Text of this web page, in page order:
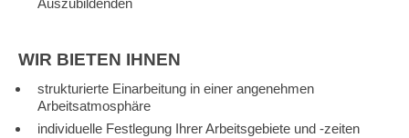
WIR BIETEN IHNEN
strukturierte Einarbeitung in einer angenehmen
Arbeitsatmosphäre
individuelle Festlegung Ihrer Arbeitsgebiete und -zeiten